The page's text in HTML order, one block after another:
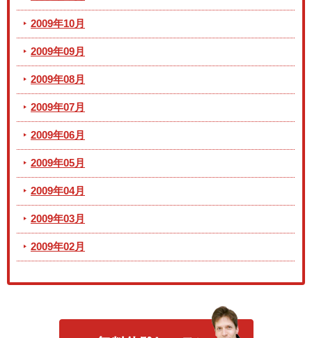
2009年10月
2009年09月
2009年08月
2009年07月
2009年06月
2009年05月
2009年04月
2009年03月
2009年02月